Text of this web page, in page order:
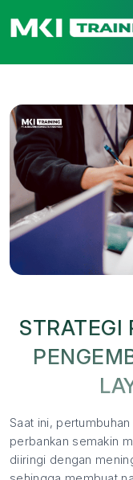
STRATEGI
Saat ini,
perbankan semakin
diiringi dengan